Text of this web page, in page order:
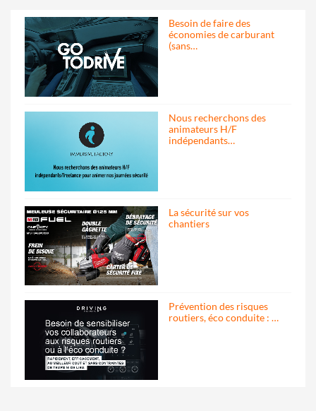
Besoin de faire des
économies de carburant
(sans…
Nous recherchons des
animateurs H/F
indépendants…
La sécurité sur vos
chantiers
Prévention des risques
routiers, éco conduite : …